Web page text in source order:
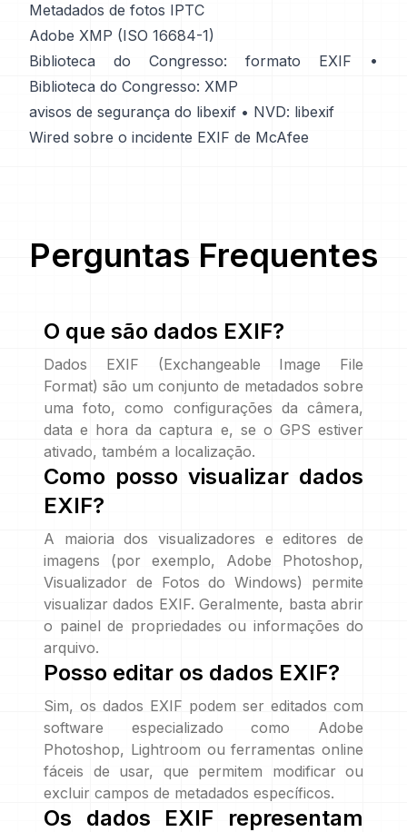
Metadados de fotos IPTC
Adobe XMP (ISO 16684-1)
Biblioteca do Congresso: formato EXIF
•
Biblioteca do Congresso: XMP
avisos de segurança do libexif • NVD: libexif
Wired sobre o incidente EXIF de McAfee
Perguntas Frequentes
O que são dados EXIF?
Dados EXIF (Exchangeable Image File
Format) são um conjunto de metadados sobre
uma foto, como configurações da câmera,
data e hora da captura e, se o GPS estiver
ativado, também a localização.
Como posso visualizar dados
EXIF?
A maioria dos visualizadores e editores de
imagens (por exemplo, Adobe Photoshop,
Visualizador de Fotos do Windows) permite
visualizar dados EXIF. Geralmente, basta abrir
o painel de propriedades ou informações do
arquivo.
Posso editar os dados EXIF?
Sim, os dados EXIF podem ser editados com
software especializado como Adobe
Photoshop, Lightroom ou ferramentas online
fáceis de usar, que permitem modificar ou
excluir campos de metadados específicos.
Os dados EXIF representam